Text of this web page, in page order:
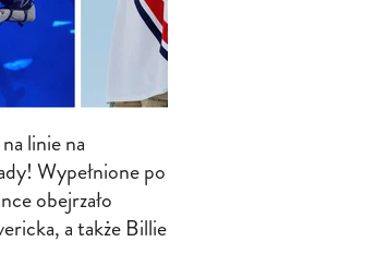
linie na
Wypełnione po
obejrzało
a także Billie